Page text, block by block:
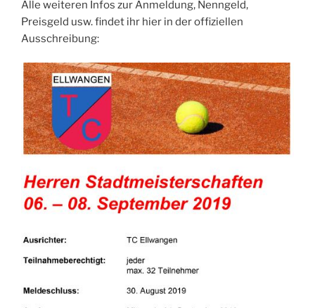
Alle weiteren Infos zur Anmeldung, Nenngeld,
Preisgeld usw. findet ihr hier in der offiziellen
Ausschreibung: